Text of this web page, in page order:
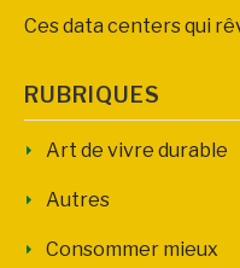
Ces data centers qui
RUBRIQUES
Art de vivre durable
Autres
Consommer mieux